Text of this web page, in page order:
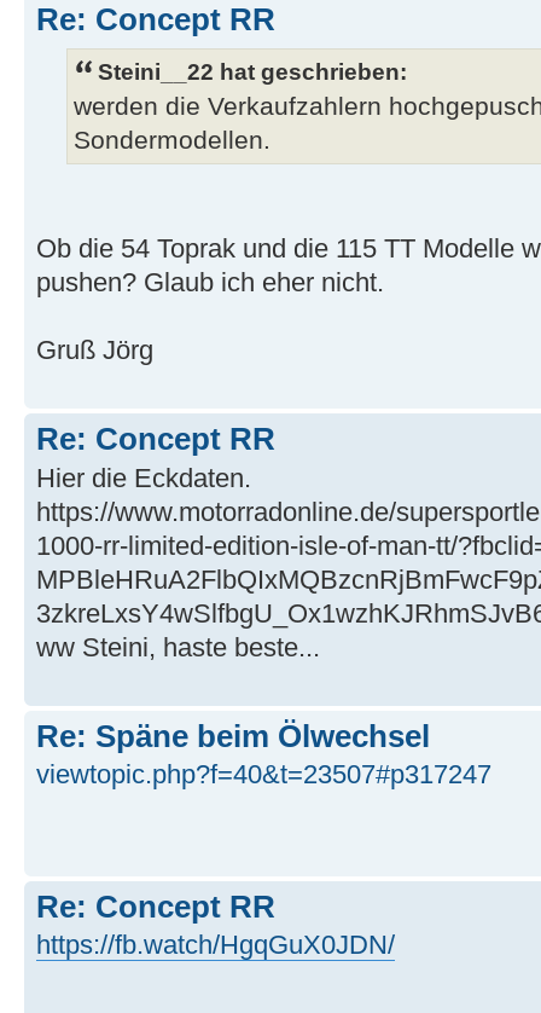
Re: Concept RR
Steini__22 hat geschrieben:
werden die Verkaufzahlern
Sondermodellen.
Ob die 54 Toprak und die 115 TT Modelle
pushen? Glaub ich eher nicht.
Gruß Jörg
Re: Concept RR
Hier die Eckdaten.
https://www.motorradonline.de/
1000-rr-limited-edition-isle-of-man-tt/
ww Steini, haste beste...
Re: Späne beim Ölwechsel
viewtopic.php?f=40&t=23507#p317247
Re: Concept RR
https://fb.watch/HgqGuX0JDN/